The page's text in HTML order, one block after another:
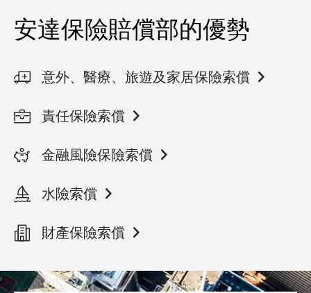
安達保險賠償部的優勢
意外、醫療、旅遊及家居保險索償
責任保險索償
金融風險保險索償
水險索償
財產保險索償